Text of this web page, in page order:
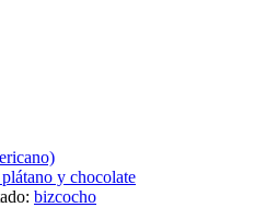
y chocolate
bizcocho